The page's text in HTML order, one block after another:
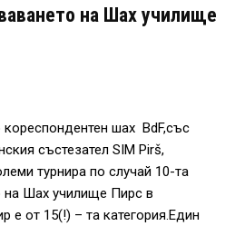
на Шах училище
шах BdF,със
състезател SIM Pirš,
турнира по случай 10-та
на Шах училище Пирс в
е от 15(!) – та категория.Един